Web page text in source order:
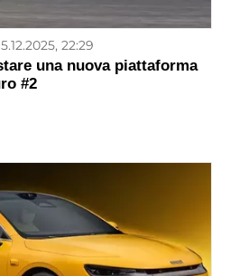
22:29
una nuova piattaforma
#2